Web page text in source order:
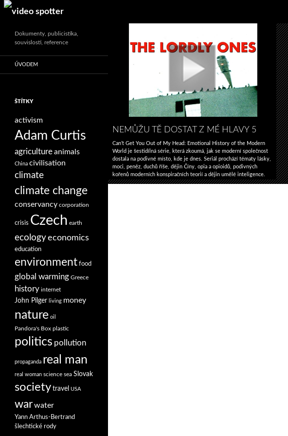
Search
NEMŮŽU TĚ DOSTAT Z MÉ HLAVY 5
Can’t Get You Out of My Head: Emotional History of the Modern
World je šestidílná série, která zkoumá, jak se moderní společnost
dostala na podivné místo, kde je dnes. Seriál prochází tématy lásky,
moci, peněz, duchů říše, dějin Číny, opia a opioidů, podivných
kořenů moderních konspiračních teorií a dějin umělé inteligence.
Inspirován vrcholem populismu z roku 2016 – …Pokračování textuNemůžu
Dokumenty, publicistika,
souvislosti, reference
ÚVODEM
ŠTÍTKY
activism
Adam Curtis
agricultureanimals
China civilisation
climate
climate change
conservancy corporation
crisis Czech earth
ecologyeconomics
education
environment food
global warming Greece
history internet
John Pilger living money
nature oil
Pandora's Box plastic
politics pollution
propaganda real man
real woman science sea Slovak
society travel USA
warwater
Yann Arthus-Bertrand
šlechtické rody